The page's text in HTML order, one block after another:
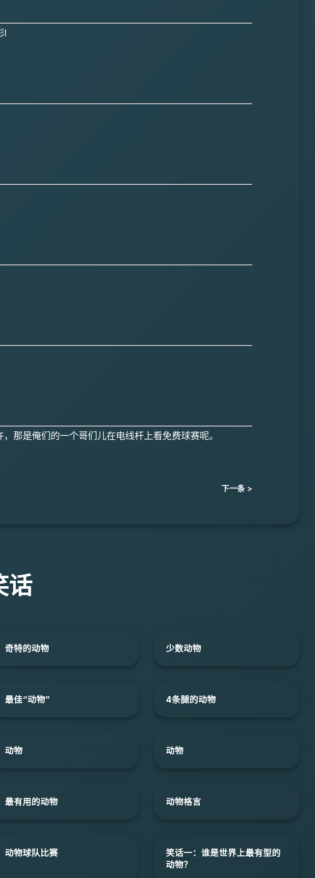
!
那是俺们的一个哥们儿在电线杆上看免费球赛呢。
下一条 >
话
奇特的动物 少数动物
最佳“动物” 4条腿的动物
动物 动物
最有用的动物 动物格言
动物球队比赛
笑话一：谁是世界上最有型的
动物？